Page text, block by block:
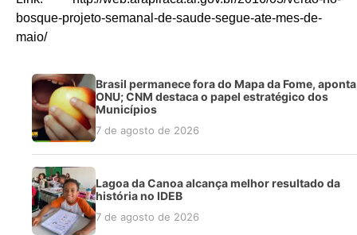
bosque-projeto-semanal-de-saude-segue-ate-mes-de-
maio/
Brasil permanece fora do Mapa da Fome, aponta
ONU; CNM destaca o papel estratégico dos
Municípios
7 de agosto de 2026
Lagoa da Canoa alcança melhor resultado da
história no IDEB
7 de agosto de 2026